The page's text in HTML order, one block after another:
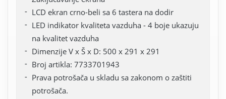
LCD ekran crno-beli sa 6 tastera na dodir
LED indikator kvaliteta vazduha - 4 boje ukazuju
na kvalitet vazduha
Dimenzije V x Š x D: 500 x 291 x 291
Broj artikla: 7733701943
Prava potrošača u skladu sa zakonom o zaštiti
potrošača.